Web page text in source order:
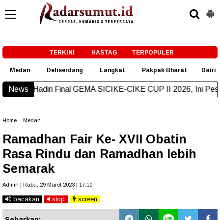
TERKINI HASTAG TERPOPULER
Medan Deliserdang Langkat Pakpak Bharat Dairi
News
Final GEMA SICIKE-CIKE CUP II 2026, Ini Pesannya New!
Home Medan
Ramadhan Fair Ke- XVII Obatin
Rasa Rindu dan Ramadhan lebih
Semarak
Admin | Rabu, 29 Maret 2023 | 17.10
bacakan stop screen